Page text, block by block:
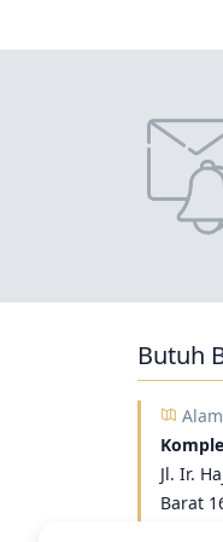
sang
Butuh
Jl. Ir.
Barat